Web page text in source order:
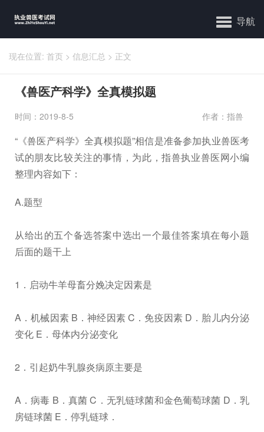
导航
现在位置: 首页 > 信息汇总 > 正文
《兽医产科学》全真模拟题
时间：2019-8-5 作者：指兽
“《兽医产科学》全真模拟题”相信是准备参加执业兽医考
试的朋友比较关注的事情，为此，指兽执业兽医网小编
整理内容如下：
A.题型
从给出的五个备选答案中选出一个最佳答案填在每小题
后面的题干上
1．启动牛羊母畜分娩决定因素是
A．机械因素 B．神经因素 C．免疫因素 D．胎儿内分泌
变化 E．母体内分泌变化
2．引起奶牛乳腺炎病原主要是
A．病毒 B．真菌 C．无乳链球菌和金色葡萄球菌 D．乳
房链球菌 E．停乳链球．